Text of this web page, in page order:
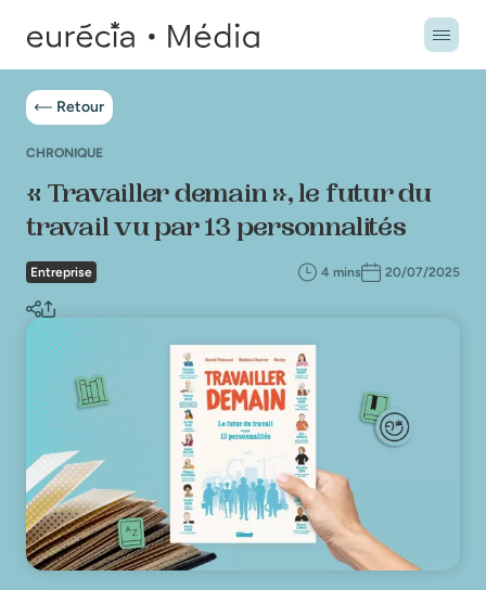
Retour
CHRONIQUE
« Travailler demain », le futur du
travail vu par 13 personnalités
Entreprise 4 mins 20/07/2025